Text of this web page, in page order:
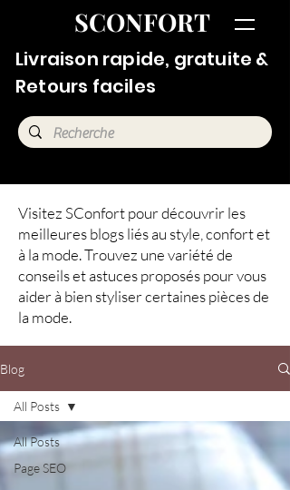
SCONFORT
Livraison rapide, gratuite &
Retours faciles
Visitez SConfort pour découvrir les
meilleures blogs liés au style, confort et
à la mode. Trouvez une variété de
conseils et astuces proposés pour vous
aider à bien styliser certaines pièces de
la mode.
Blog
All Posts
Page SEO
All Posts